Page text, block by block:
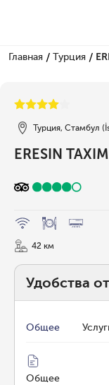
Главная / Турция /
Турция, Стамбул
ERESIN
42 км
Удобства
Общее
Общее